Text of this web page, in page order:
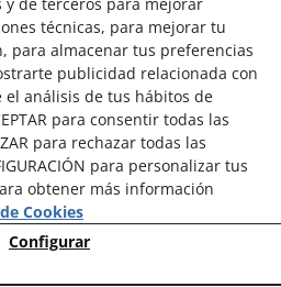
DE USO
DE PRIVACIDAD
DE COOKIES
DEVOLUCIONES
técnicas, para mejorar tu
para almacenar tus preferencias
publicidad relacionada con
análisis de tus hábitos de
para consentir todas las
para rechazar todas las
para personalizar tus
obtener más información
Cookies
Configurar